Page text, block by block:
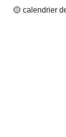
🟡 calendrier